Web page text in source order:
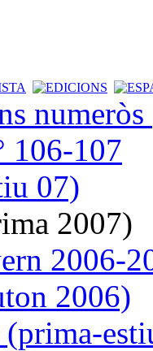
106-107
07)
2007)
2006-
2006)